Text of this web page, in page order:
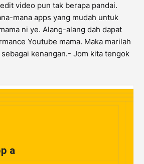
video pun tak berapa pandai.
mana apps yang mudah untuk
ni ye. Alang-alang dah dapat
Youtube mama. Maka marilah
kenangan.- Jom kita tengok
a